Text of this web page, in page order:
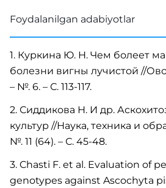
Foydalanilgan adabiyotlar
1. Куркина Ю. Н. Чем болеет
болезни вигны лучистой //
– №. 6. – С. 113-117.
2. Сиддикова Н. И др.
культур //Наука, техника и
№. 11 (64). – С. 45-48.
3. Chasti F. et al. Evaluation of
genotypes against Ascochyta